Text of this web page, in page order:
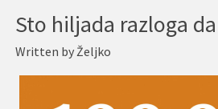
Written by Željko